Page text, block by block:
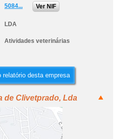
5084... Ver NIF
LDA
Atividades veterinárias
relatório desta empresa
de Clivetprado, Lda